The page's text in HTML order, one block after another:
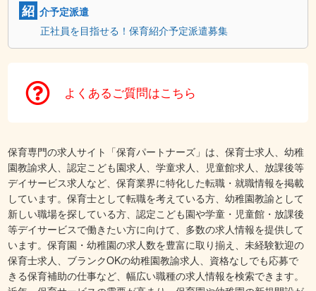
紹 介予定派遣
正社員を目指せる！保育紹介予定派遣募集
よくあるご質問はこちら
保育専門の求人サイト「保育パートナーズ」は、保育士求人、幼稚
園教諭求人、認定こども園求人、学童求人、児童館求人、放課後等
デイサービス求人など、保育業界に特化した転職・就職情報を掲載
しています。保育士として転職を考えている方、幼稚園教諭として
新しい職場を探している方、認定こども園や学童・児童館・放課後
等デイサービスで働きたい方に向けて、多数の求人情報を提供して
います。保育園・幼稚園の求人数を豊富に取り揃え、未経験歓迎の
保育士求人、ブランクOKの幼稚園教諭求人、資格なしでも応募で
きる保育補助の仕事など、幅広い職種の求人情報を検索できます。